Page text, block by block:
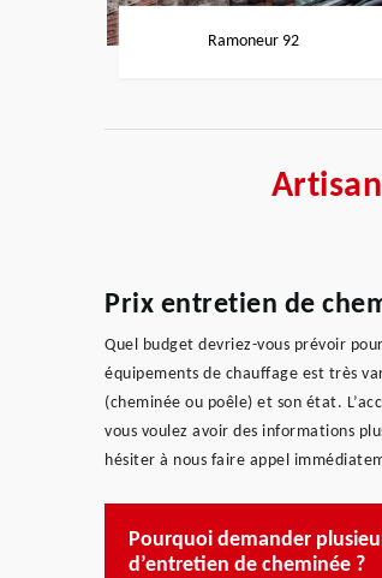
Ramoneur 92
Prix entretien de
Quel budget devriez-vous prévoir
équipements de chauffage est très
(cheminée ou poêle) et son état.
vous voulez avoir des informations
hésiter à nous faire appel
Pourquoi demander
d’entretien de cheminée ?